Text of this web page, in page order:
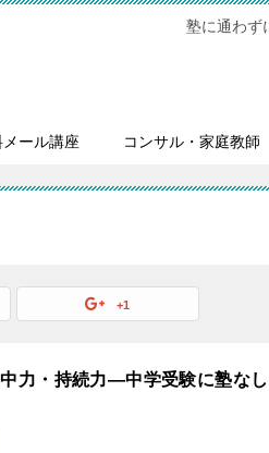
塾に通わず
ール講座 コンサル・家庭教師
+1
力・持続力―中学受験に塾なし